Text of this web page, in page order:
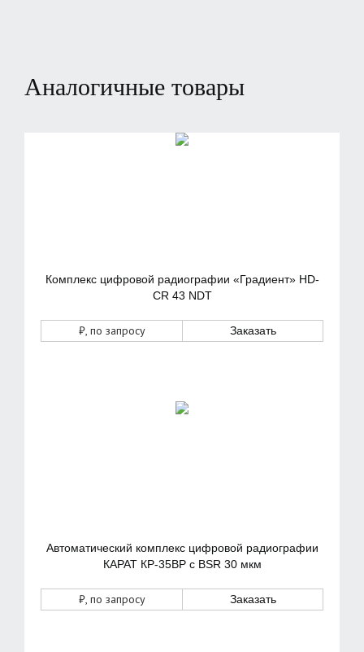
Аналогичные товары
Комплекс цифровой радиографии «Градиент» HD-
CR 43 NDT
₽, по запросу Заказать
Автоматический комплекс цифровой радиографии
КАРАТ КР-35ВР с BSR 30 мкм
₽, по запросу Заказать